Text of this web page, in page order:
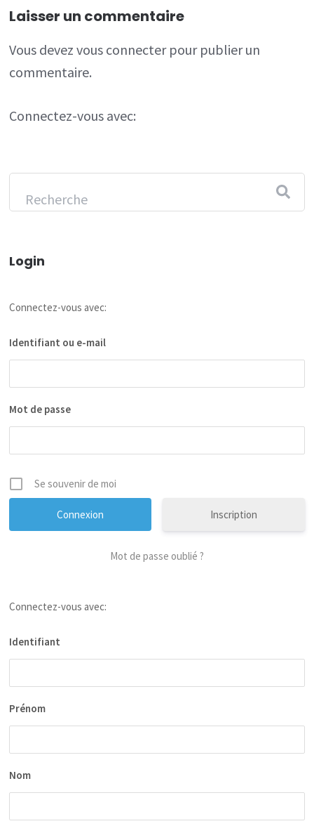
Laisser un commentaire
Vous devezvous connecterpour publier un
commentaire.
Connectez-vous avec:
Login
Connectez-vous avec:
Identifiant ou e-mail
Mot de passe
Se souvenir de moi
Inscription
Mot de passe oublié ?
Connectez-vous avec:
Identifiant
Prénom
Nom